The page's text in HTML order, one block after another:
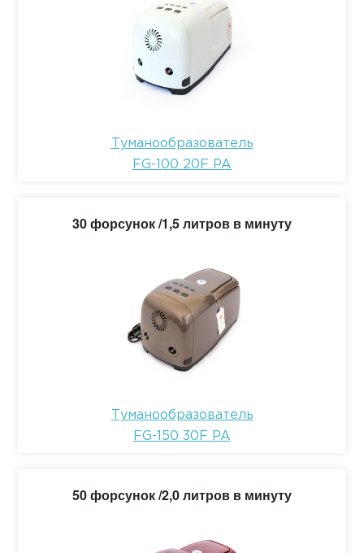
Туманообразователь
FG-100 20F PA
30 форсунок /1,5 литров в минуту
Туманообразователь
FG-150 30F PA
50 форсунок /2,0 литров в минуту